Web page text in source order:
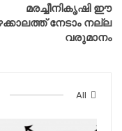
മരച്ചീനികൃഷി ഈ
നേടാം നല്ല
വരുമാനം
All